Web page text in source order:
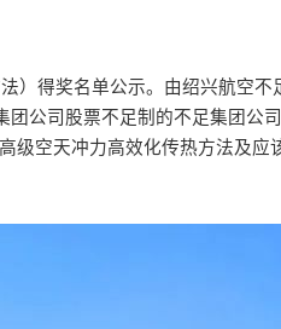
）得奖名单公示。由绍兴航空不
团公司股票不足制的不足集团公
级空天冲力高效化传热方法及应